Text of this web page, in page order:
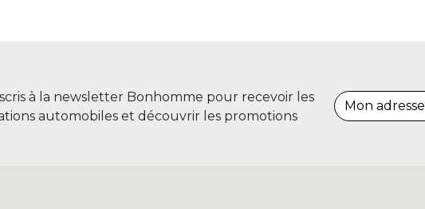
à la newsletter Bonhomme pour recevoir les
automobiles et découvrir les promotions